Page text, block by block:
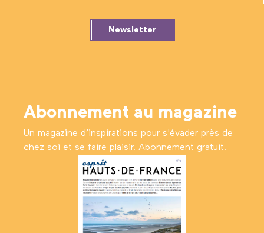
Newsletter
Abonnement au magazine
Un magazine d’inspirations pour s'évader près de
chez soi et se faire plaisir. Abonnement gratuit.